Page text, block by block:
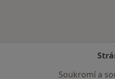
Soukromí a